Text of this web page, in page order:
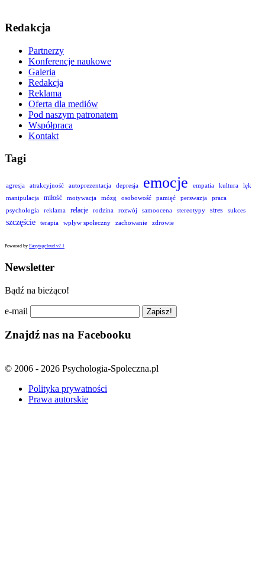
Redakcja
Partnerzy
Konferencje naukowe
Galeria
Redakcja
Reklama
Oferta dla mediów
Pod naszym patronatem
Współpraca
Kontakt
Tagi
agresja atrakcyjność autoprezentacja depresja emocje empatia kultura
lęk
manipulacja
miłość motywacja mózg osobowość pamięć perswazja
praca
psychologia
reklama relacje rodzina rozwój samoocena stereotypy stres sukces
szczęście terapia wpływ społeczny zachowanie zdrowie
Powered by Easytagcloud v2.1
Newsletter
Bądź na bieżąco!
e-mail
Znajdź nas na Facebooku
© 2006 - 2026 Psychologia-Spoleczna.pl
Polityka prywatności
Prawa autorskie